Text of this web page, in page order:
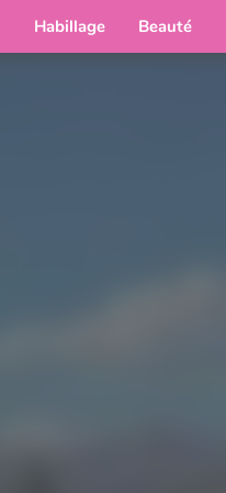
Habillage Beauté